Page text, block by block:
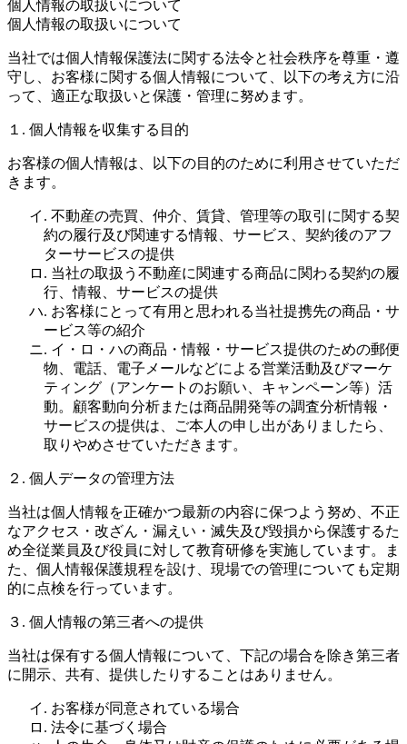
個人情報の取扱いについて
個人情報の取扱いについて
当社では個人情報保護法に関する法令と社会秩序を尊重・遵
守し、お客様に関する個人情報について、以下の考え方に沿
って、適正な取扱いと保護・管理に努めます。
１. 個人情報を収集する目的
お客様の個人情報は、以下の目的のために利用させていただ
きます。
イ. 不動産の売買、仲介、賃貸、管理等の取引に関する契
約の履行及び関連する情報、サービス、契約後のアフ
ターサービスの提供
ロ. 当社の取扱う不動産に関連する商品に関わる契約の履
行、情報、サービスの提供
ハ. お客様にとって有用と思われる当社提携先の商品・サ
ービス等の紹介
ニ. イ・ロ・ハの商品・情報・サービス提供のための郵便
物、電話、電子メールなどによる営業活動及びマーケ
ティング（アンケートのお願い、キャンペーン等）活
動。顧客動向分析または商品開発等の調査分析情報・
サービスの提供は、ご本人の申し出がありましたら、
取りやめさせていただきます。
２. 個人データの管理方法
当社は個人情報を正確かつ最新の内容に保つよう努め、不正
なアクセス・改ざん・漏えい・滅失及び毀損から保護するた
め全従業員及び役員に対して教育研修を実施しています。ま
た、個人情報保護規程を設け、現場での管理についても定期
的に点検を行っています。
３. 個人情報の第三者への提供
当社は保有する個人情報について、下記の場合を除き第三者
に開示、共有、提供したりすることはありません。
イ. お客様が同意されている場合
ロ. 法令に基づく場合